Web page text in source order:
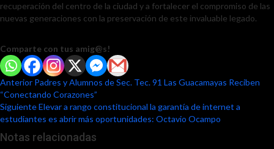
recuperación del centro de la ciudad y a fortalecer el compromiso de las
nuevas generaciones con la preservación de este invaluable legado.
Comparte con tus amig@s!
Post
navigation
Anterior Padres y Alumnos de Sec. Tec. 91 Las Guacamayas Reciben
“Conectando Corazones”
SiguienteElevar a rango constitucional la garantía de internet a
estudiantes es abrir más oportunidades: Octavio Ocampo
Notas relacionadas